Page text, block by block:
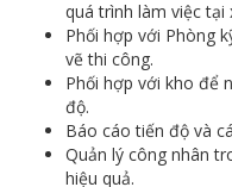
quá trình làm việc tại
Phối hợp với Phòng
vẽ thi công.
Phối hợp với kho để
độ.
Báo cáo tiến độ và
Quản lý công nhân
hiệu quả.